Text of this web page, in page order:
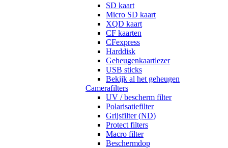
SD kaart
Micro SD kaart
XQD kaart
CF kaarten
CFexpress
Harddisk
Geheugenkaartlezer
USB sticks
Bekijk al het geheugen
Camerafilters
UV / bescherm filter
Polarisatiefilter
Grijsfilter (ND)
Protect filters
Macro filter
Beschermdop